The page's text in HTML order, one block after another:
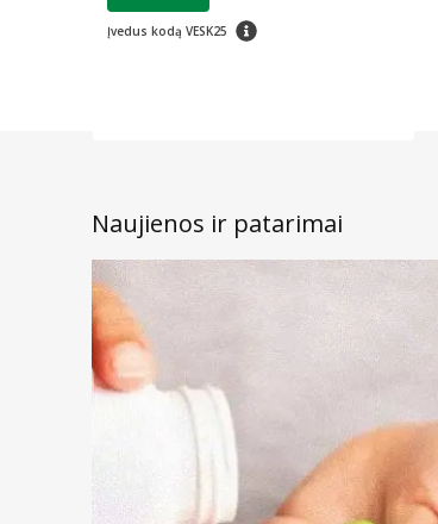
Įvedus kodą VESK25 patarimas
Naujienos ir patarimai